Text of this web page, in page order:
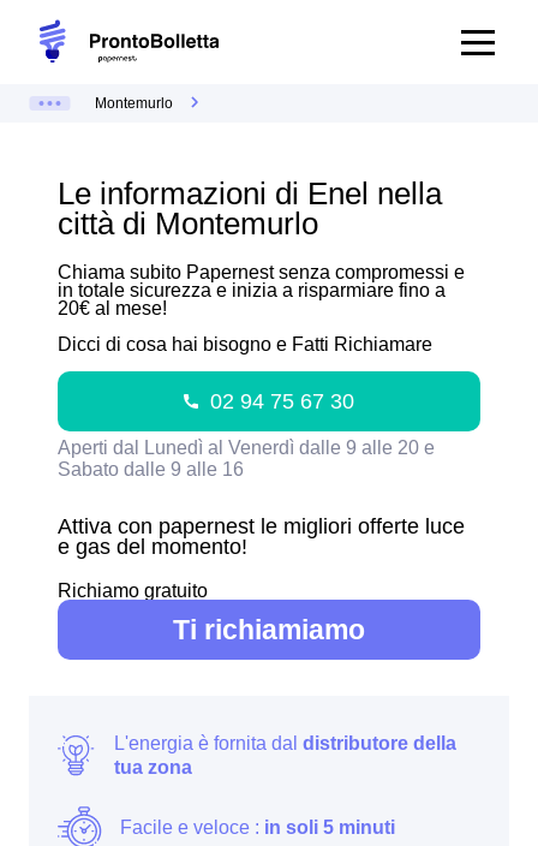
Montemurlo
Attiva con papernest le migliori offerte luce
e gas del momento!
Le informazioni di Enel nella
città di Montemurlo
Chiama subito Papernest senza compromessi e
in totale sicurezza e inizia a risparmiare fino a
20€ al mese!
Dicci di cosa hai bisogno e Fatti Richiamare
02 94 75 67 30
Aperti dal Lunedì al Venerdì dalle 9 alle 20 e
Sabato dalle 9 alle 16
Richiamo gratuito
Ti richiamiamo
L'energia è fornita dal distributore della
tua zona
Facile e veloce : in soli 5 minuti